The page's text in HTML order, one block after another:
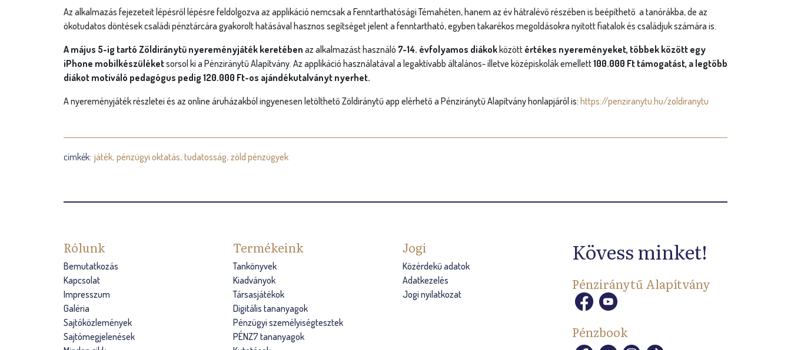
Az alkalmazás fejezeteit lépésről lépésre feldolgozva az applikáció nemcsak a Fenntarthatósági Témahéten, hanem az év hátralévő részében is beépíthető a tanórákba, de az
ökotudatos döntések családi pénztárcára gyakorolt hatásával hasznos segítséget jelent a fenntartható, egyben takarékos megoldásokra nyitott fiatalok és családjuk számára is.
A május 5-ig tartó Zöldiránytű nyereményjáték keretében az alkalmazást használó 7-14. évfolyamos diákok között értékes nyereményeket, többek között egy
iPhone mobilkészüléketsorsol ki a Pénziránytű Alapítvány. Az applikáció használatával a legaktívabb általános- illetve középiskolák emellett100.000 Ft támogatást, a legtöbb
diákot motiváló pedagógus pedig 120.000 Ft-os ajándékutalványt nyerhet.
A nyereményjáték részletei és az online áruházakból ingyenesen letölthető Zöldiránytű app elérhető a Pénziránytű Alapítvány honlapjáról is: https://penziranytu.hu/zoldiranytu
címkék: játék pénzügyi oktatás tudatosság zöld pénzügyek
Rólunk
Bemutatkozás
Kapcsolat
Impresszum
Galéria
Sajtóközlemények
Sajtómegjelenések
Termékeink
Tankönyvek
Kiadványok
Társasjátékok
Digitális tananyagok
Pénzügyi személyiségtesztek
PÉNZ7 tananyagok
Jogi
Közérdekű adatok
Adatkezelés
Jogi nyilatkozat
Kövess minket!
Pénziránytű Alapítvány
Pénzbook